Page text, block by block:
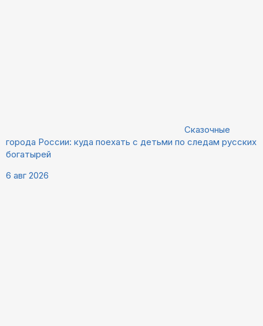
Сказочные
города России: куда поехать с детьми по следам русских
богатырей
6 авг 2026